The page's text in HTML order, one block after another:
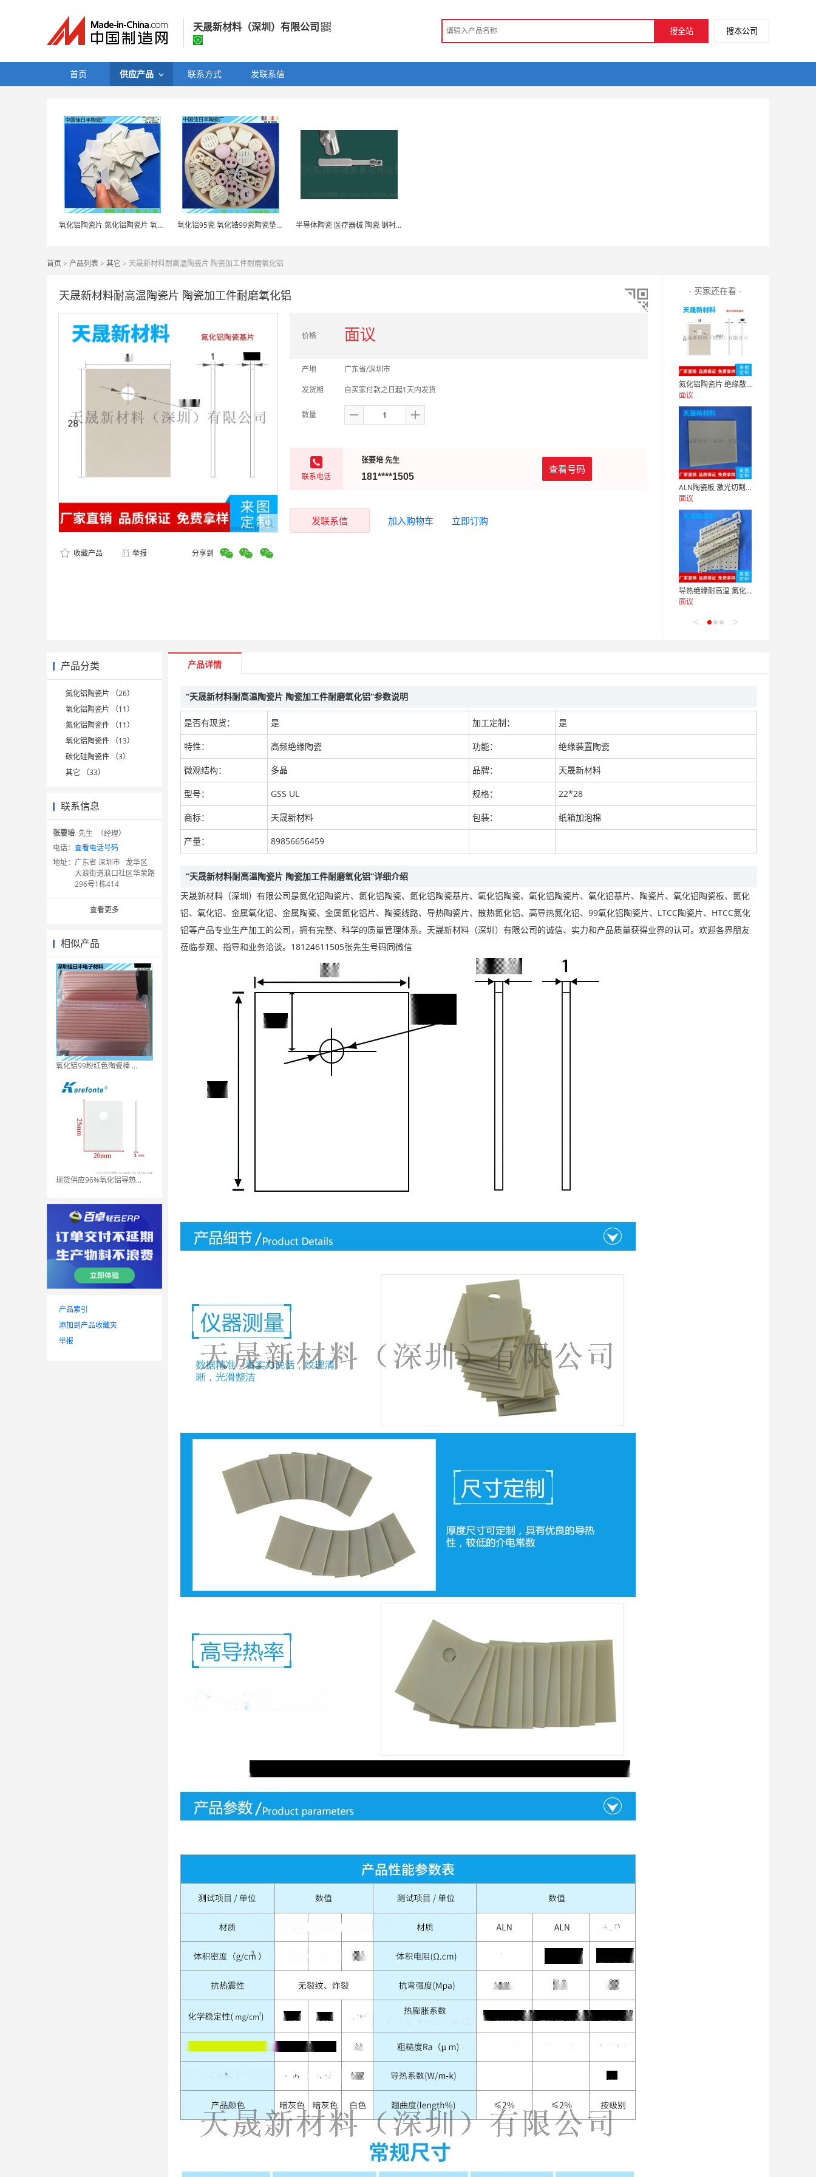
天晟新材料（深圳）有限公司
天晟新材料（深圳）有限公司
认证信息：
工商注册信息
首页 供应产品 联系方式 发联系信
氧化铝陶瓷片 氮化铝陶瓷片 氧化锆陶瓷 散热陶瓷 氧化铝95瓷 氧化锆99瓷陶瓷垫片 陶瓷圈 绝缘陶瓷片 氮化铝陶瓷件 半导体陶瓷 医疗器械 陶瓷 钢衬陶瓷
首页> 产品列表> 其它 > 天晟新材料耐高温陶瓷片 陶瓷加工件耐磨氧化铝
天晟新材料耐高温陶瓷片 陶瓷加工件耐磨氧化铝 - 买家还在看 -
氮化铝陶瓷片 绝缘散热陶瓷片 高导热垫片
面议
ALN陶瓷板 激光切割打孔氮化铝陶瓷片厂家直销
面议
导热绝缘耐高温 氮化铝陶瓷基片
面议
面议
陶瓷散热片耐磨氧化铝常规陶瓷片
面议
< >
收藏产品 举报 分享到
价格 面议
产地
广东省/深圳市
发货期
自买家付款之日起1天内发货
数量
联系电话
张要培 先生
181****1505
查看号码
发联系信 加入购物车 立即订购
产品分类
氮化铝陶瓷片 （26）
氧化铝陶瓷片 （11）
氮化铝陶瓷件 （11）
氧化铝陶瓷件 （13）
碳化硅陶瓷件 （3）
其它 （33）
联系信息
张要培 先生 （经理）
电话： 查看电话号码
地址： 广东省 深圳市 龙华区
大浪街道浪口社区华荣路
296号1栋414
查看更多
相似产品
氧化铝99粉红色陶瓷棒 ...
现货供应96%氧化铝导热...
产品索引
添加到产品收藏夹
举报
产品详情
“天晟新材料耐高温陶瓷片 陶瓷加工件耐磨氧化铝”参数说明
是否有现货： 是 加工定制： 是
特性： 高频绝缘陶瓷 功能： 绝缘装置陶瓷
微观结构： 多晶 品牌： 天晟新材料
型号： GSS UL 规格： 22*28
商标： 天晟新材料 包装： 纸箱加泡棉
产量： 89856656459
“天晟新材料耐高温陶瓷片 陶瓷加工件耐磨氧化铝”详细介绍
天晟新材料（深圳）有限公司是氮化铝陶瓷片、氮化铝陶瓷、氮化铝陶瓷基片、氧化铝陶瓷、氧化铝陶瓷片、氧化铝基片、陶瓷片、氧化铝陶瓷板、氮化
铝、氧化铝、金属氧化铝、金属陶瓷、金属氮化铝片、陶瓷线路、导热陶瓷片、散热氮化铝、高导热氮化铝、99氧化铝陶瓷片、LTCC陶瓷片、HTCC氮化
铝等产品专业生产加工的公司，拥有完整、科学的质量管理体系。天晟新材料（深圳）有限公司的诚信、实力和产品质量获得业界的认可。欢迎各界朋友
莅临参观、指导和业务洽谈。18124611505张先生号码同微信